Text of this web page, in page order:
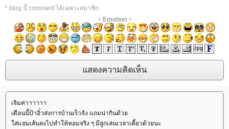
* blog นี้ comment ได้เฉพาะสมาชิก
+ Emotion+
เจิมค่าาาาาา
เดือนนี้ป้าอิ๋วส่งการบ้านเร็วจัง แถมน่ากินด้ว
ส่แฮมเส้นลงไปทำให้หอมจริง ๆ มีลูกเล่นเวลาเคี้ยวด้วยนะ